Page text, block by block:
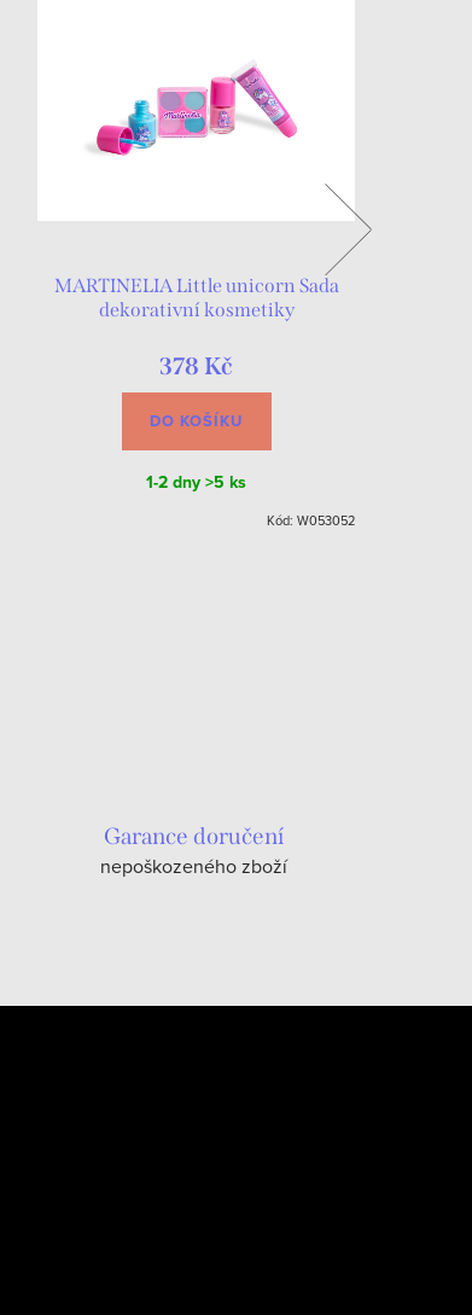
MARTINELIA Little unicorn Sada
dekorativní kosmetiky
378 Kč
DO KOŠÍKU
1-2 dny>5 ks
Kód: W053052
Garance doručení
nepoškozeného zboží